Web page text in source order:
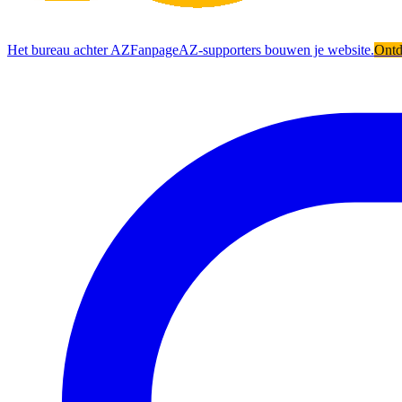
Het bureau achter AZFanpageAZ-supporters bouwen je website.